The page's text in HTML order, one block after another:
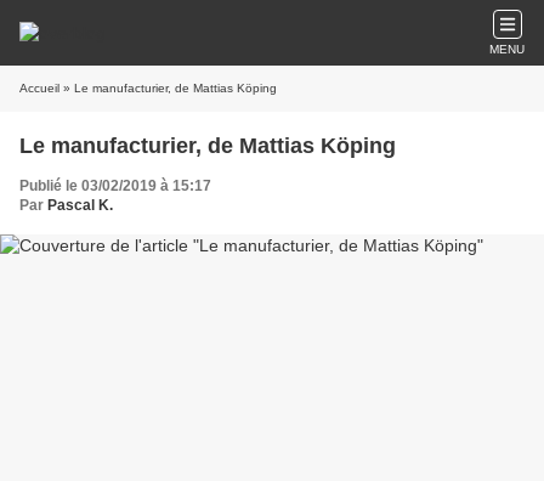
MENU
Accueil » Le manufacturier, de Mattias Köping
Le manufacturier, de Mattias Köping
Publié le 03/02/2019 à 15:17
Par Pascal K.